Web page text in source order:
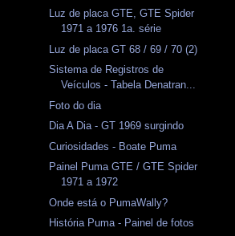
Luz de placa GTE, GTE Spider
1971 a 1976 1a. série
Luz de placa GT 68 / 69 / 70 (2)
Sistema de Registros de
Veículos - Tabela Denatran...
Foto do dia
Dia A Dia - GT 1969 surgindo
Curiosidades - Boate Puma
Painel Puma GTE / GTE Spider
1971 a 1972
Onde está o PumaWally?
História Puma - Painel de fotos